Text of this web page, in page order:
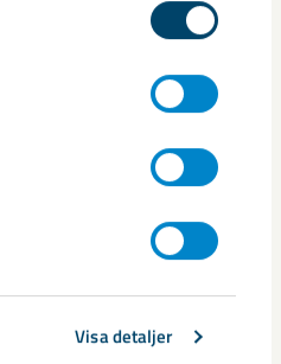
Visa detaljer
växer fram
successivt tar form.
det befintliga verket från